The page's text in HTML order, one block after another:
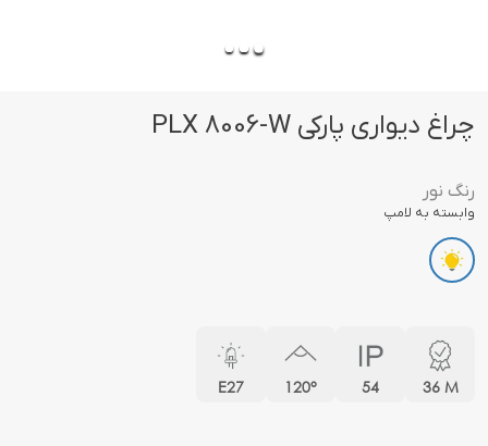
چراغ دیواری پارکی PLX 8006-W
رنگ نور
وابسته به لامپ
36 M
54
120°
E27